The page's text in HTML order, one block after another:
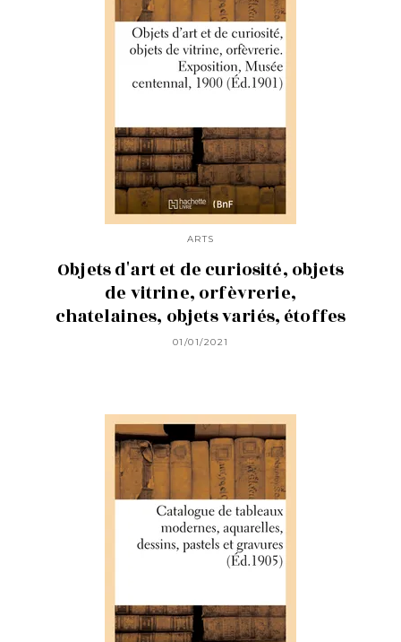
ARTS
Objets d'art et de curiosité, objets
de vitrine, orfèvrerie,
chatelaines, objets variés, étoffes
01/01/2021